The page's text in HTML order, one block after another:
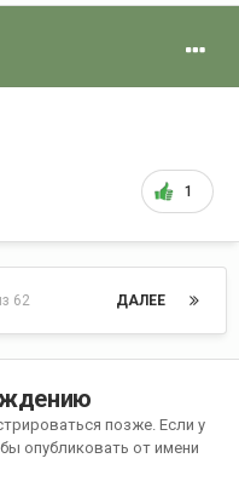
1
ДАЛЕЕ
62
позже. Если у
опубликовать от имени